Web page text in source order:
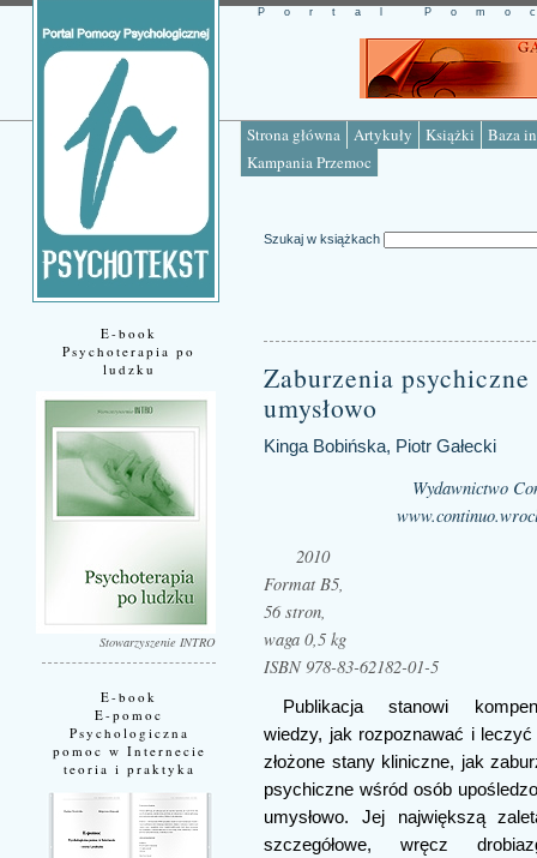
Strona główna Artykuły Książki
Baza
Kampania Przemoc
Portal
E-book
Psychoterapia po
ludzku
Stowarzyszenie INTRO
E-book
E-pomoc
Psychologiczna
pomoc w Internecie
teoria i praktyka
Szukaj w książkach
Zaburzenia
umysłowo
Kinga Bobińska, Piotr Gałecki
Wydawnictwo
2010
Format B5,
56 stron,
waga 0,5 kg
ISBN 978-83-62182-01-5
Publikacja stanowi
wiedzy, jak rozpoznawać i leczyć
złożone stany kliniczne, jak
psychiczne wśród osób
umysłowo. Jej największą
szczegółowe, wręcz